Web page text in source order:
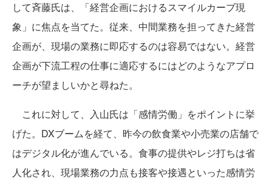
して斉藤氏は、「経営企画におけるスマイルカーブ現
象」に焦点を当てた。従来、中間業務を担ってきた経営
企画が、現場の業務に即応するのは容易ではない。経営
企画が下流工程の仕事に適応するにはどのようなアプロ
ーチが望ましいかと尋ねた。
これに対して、入山氏は「感情労働」をポイントに挙
げた。DXブームを経て、昨今の飲食業や小売業の店舗で
はデジタル化が進んでいる。食事の提供やレジ打ちは省
人化され、現場業務の力点も接客や接遇といった感情労